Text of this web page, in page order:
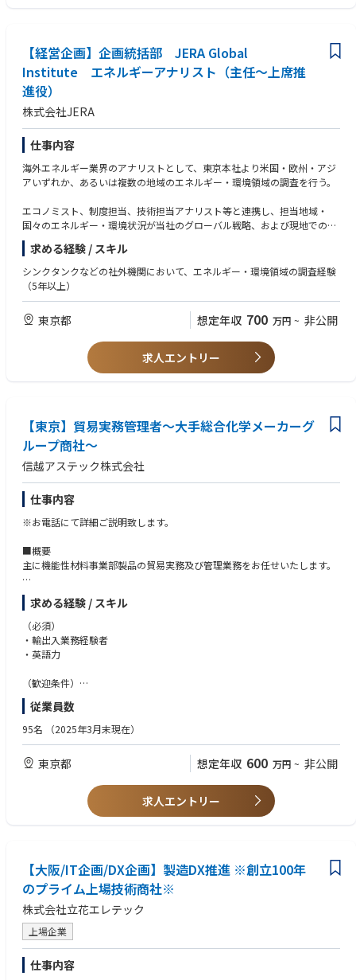
【経営企画】企画統括部 JERA Global
Institute エネルギーアナリスト（主任～上席推
進役）
株式会社JERA
仕事内容
海外エネルギー業界のアナリストとして、東京本社より米国・欧州・アジ
アいずれか、あるいは複数の地域のエネルギー・環境領域の調査を行う。
エコノミスト、制度担当、技術担当アナリスト等と連携し、担当地域・
国々のエネルギー・環境状況が当社のグローバル戦略、および現地での事
業戦略に及ぼす影響を捉え、将来シナリオを策定する。当社の経営層に対
してレポーティングを行い、経営戦略･ビジネスモデル構築へのインプリ
ケーションを抽出し、経営に提言することで、経営層の的確な判断並びに
事業部の事業戦略の実現を支援する。
〇日本、海外（米国・欧州・アジア）のエネルギー・環境領域の調査
・当社のグローバル事業戦略の、および現地での事業戦略のベースとな
る、エネルギー需給等のアウトルックや、発生しうる将来シナリオを、定
性・定量的に策定する
〇レポート執筆
ー・経済･環境政策など、エネルギー動向にかかわる全ての最新動向を調
査･分析する社内インテリジェンス部門。
JERAは社内調査機能を強化し、将来的なシンクタンク組織の設立を計画し
ております。シンクタンク組織は、グローバルにそして日本、米国、欧
州、アジアの主要地域それぞれについて、マクロ経済動向、政治動向、主
要産業の動向、社会動向、地政学リスク等を調査・分析し、またエネルギ
ー・環境に関する各種調査と融合することにより、当社の事業戦略策定と
求める経験 / スキル
シンクタンクなどの社外機関において、エネルギー・環境領域の調査経験
（5年以上）
東京都 想定年収 700 万円 ~ 非公開
求人エントリー
【東京】貿易実務管理者～大手総合化学メーカーグ
ループ商社～
信越アステック株式会社
仕事内容
※お電話にて詳細ご説明致します。
■概要
主に機能性材料事業部製品の貿易実務及び管理業務をお任せいたします。
・輸出入業務に携る書類の作成管理や貿易事務手続き
・受発注入力業務及び入金確認
・運送会社やフォワーダーとのやり取り
・海外顧客とのやり取り
※主にアジア（中国をはじめとした東南アジアメイン）からの輸出入、三
・ドレージの手配業務
【取扱製品】
機能性材料：化学品原料、電子材料、包装材料など
【魅力】
中核事業会社の為、処遇制度、福利厚生等は親会社の信越化学と同様の制
求める経験 / スキル
（必須）
・輸出入業務経験者
・英語力
（歓迎条件）
・化学業界の知見がある方
・管理職経験
従業員数
95名 （2025年3月末現在）
東京都 想定年収 600 万円 ~ 非公開
求人エントリー
【大阪/IT企画/DX企画】製造DX推進 ※創立100年
のプライム上場技術商社※
株式会社立花エレテック
上場企業
仕事内容